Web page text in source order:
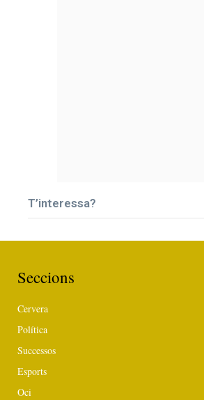
T’interessa?
Seccions
Cervera
Política
Successos
Esports
Oci